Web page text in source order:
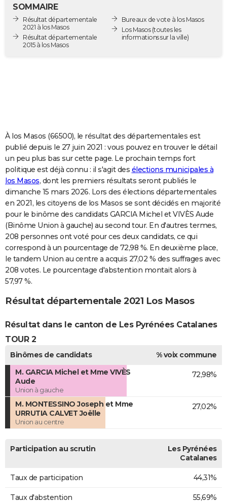
Destinations
City break
Voyage nature
Voyage de noces
Forum
Climat
GUIDES D'ACHAT
COPAINS D'AVANT
S'inscrire
Se connecter
Collèges
Primaires
Universités
Entreprises
Service militaire
Avis de recherche
AVIS DE DÉCÈS
FORUM
Bricolage
Lifestyle
Culture
Sport
Auto
Television
Voyage
Cinema
SOMMAIRE
Résultat départementale
2021 à los Masos
Résultat départementale
2015 à los Masos
Bureaux de vote à los Masos
Los Masos(toutes les
informations sur la ville)
À los Masos (66500), le résultat des départementales est
publié depuis le 27 juin 2021 : vous pouvez en trouver le détail
un peu plus bas sur cette page. Le prochain temps fort
politique est déjà connu : il s'agit des élections municipales à
los Masos, dont les premiers résultats seront publiés le
dimanche 15 mars 2026. Lors des élections départementales
en 2021, les citoyens de los Masos se sont décidés en majorité
pour le binôme des candidats GARCIA Michel et VIVÈS Aude
(Binôme Union à gauche) au second tour. En d'autres termes,
208 personnes ont voté pour ces deux candidats, ce qui
correspond à un pourcentage de 72,98 %. En deuxième place,
le tandem Union au centre a acquis 27,02 % des suffrages avec
208 votes. Le pourcentage d'abstention montait alors à
57,97 %.
Résultat départementale 2021 Los Masos
Résultat dans le canton de Les Pyrénées Catalanes
TOUR 2
Binômes de candidats
% voix commune
M. GARCIA Michel et Mme VIVÈS
Aude
Union à gauche
72,98%
M. MONTESSINO Joseph et Mme
URRUTIA CALVET Joëlle
Union au centre
27,02%
Participation au scrutin
Les Pyrénées
Catalanes
Taux de participation 44,31%
Taux d'abstention 55,69%